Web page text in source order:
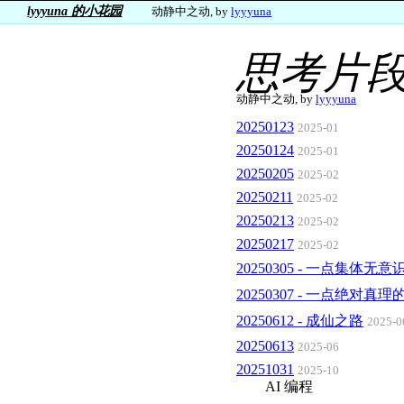
lyyyuna 的小花园 动静中之动, bylyyyuna
思考片
动静中之动, by lyyyuna
20250123 2025-01
20250124 2025-01
20250205 2025-02
20250211 2025-02
20250213 2025-02
20250217 2025-02
20250305 - 一点集体无意
20250307 - 一点绝对真理
20250612 - 成仙之路 2025-
20250613 2025-06
20251031 2025-10
AI 编程